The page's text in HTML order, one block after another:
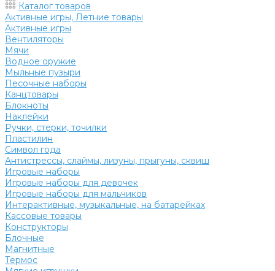
Каталог товаров
Активные игры, Летние товары
Активные игры
Вентиляторы
Мячи
Водное оружие
Мыльные пузыри
Песочные наборы
Канцтовары
Блокноты
Наклейки
Ручки, стерки, точилки
Пластилин
Символ года
Антистрессы, слаймы, лизуны, прыгуны, сквиш
Игровые наборы
Игровые наборы для девочек
Игровые наборы для мальчиков
Интерактивные, музыкальные, на батарейках
Кассовые товары
Конструкторы
Блочные
Магнитные
Термос